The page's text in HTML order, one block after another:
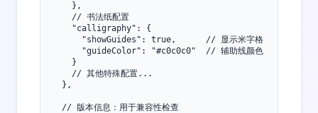
    },
    // 书法纸配置
    "calligraphy": {
      "showGuides": true,      // 显示米字格
      "guideColor": "#c0c0c0"  // 辅助线颜色
    }
    // 其他特殊配置...
  },
  // 版本信息：用于兼容性检查